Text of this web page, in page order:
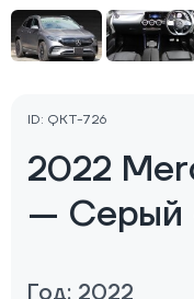
ID: QKT-726
2022
— Серый